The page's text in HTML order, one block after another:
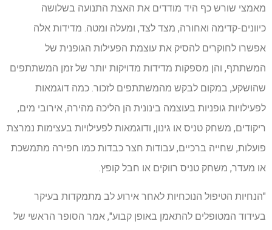
מאמצי שורש כף היד מודדים את האצת התנועה בשלושה
כיוונים-קדימה ואחורה, מצד לצד, ומעלה ומטה. מדידות אלה
אפשרו לחוקרים להסיק את עוצמת הפעילות הגופנית של
המשתתף, והן מספקות מדידות מדויקות יותר של זמן המשתתפים
שהושקע, במקום לבקש מהמשתתפים לזכור. כמה דוגמאות
לפעילויות גופניות בעוצמה בינונית הן הליכה מהירה, אירובי מים,
ריקודים, משחק טניס או גינון, ודוגמאות לפעילויות בעצימות נמרצת
פועלות, שחייה ברכיים, עבודות חצר כבדות כמו חפירה מתמשכת
או מעדר, משחק טניס רווקים או חבל קופץ.
"הנחיות הטיפול הנוכחיות לאחר אירוע לב מתמקדות בעיקר
בעידוד המטופלים להתאמן באופן קבוע", אמר הסופר הראשי של